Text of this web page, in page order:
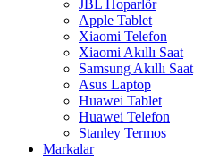
JBL Hoparlör
Apple Tablet
Xiaomi Telefon
Xiaomi Akıllı Saat
Samsung Akıllı Saat
Asus Laptop
Huawei Tablet
Huawei Telefon
Stanley Termos
Markalar